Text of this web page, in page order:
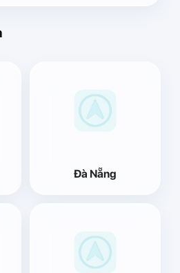
Đà Nẵng